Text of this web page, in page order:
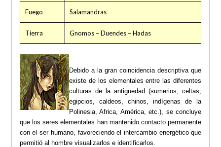
Fuego Salamandras
Tierra Gnomos – Duendes – Hadas
Debido a la gran coincidencia descriptiva que
existe de los elementales entre las diferentes
culturas de la antigüedad (sumerios, celtas,
egipcios, caldeos, chinos, indígenas de la
Polinesia, Africa, América, etc.), se concluye
que los seres elementales han mantenido contacto permanente
con el ser humano, favoreciendo el intercambio energético que
permitió al hombre visualizarlos e identificarlos.